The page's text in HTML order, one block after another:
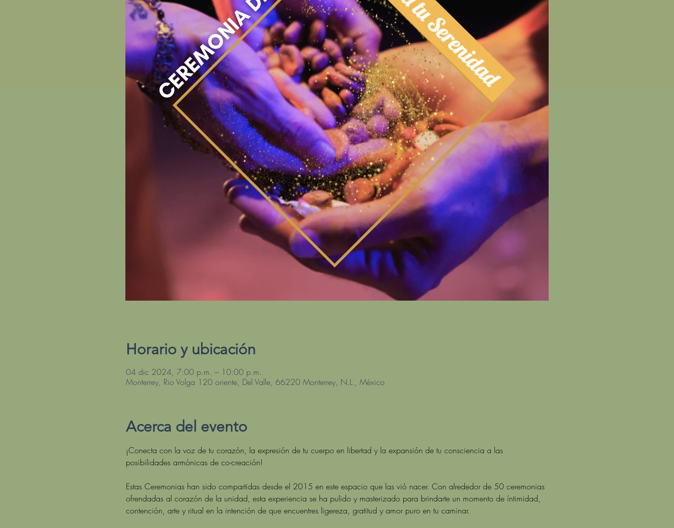
Horario y ubicación
04 dic 2024, 7:00 p.m. – 10:00 p.m.
Monterrey, Rio Volga 120 oriente, Del Valle, 66220 Monterrey, N.L., México
Acerca del evento
¡Conecta con la voz de tu corazón, la expresión de tu cuerpo en libertad y la expansión de tu consciencia a las
posibilidades armónicas de co-creación!
Estas Ceremonias han sido compartidas desde el 2015 en este espacio que las vió nacer. Con alrededor de 50 ceremonias
ofrendadas al corazón de la unidad, esta experiencia se ha pulido y masterizado para brindarte un momento de íntimidad,
contención, arte y ritual en la intención de que encuentres ligereza, gratitud y amor puro en tu caminar.